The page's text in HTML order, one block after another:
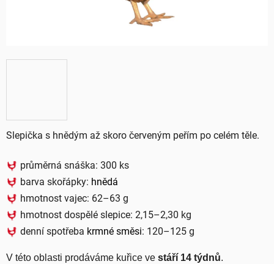
Slepička s hnědým až skoro červeným peřím po celém těle.
průměrná snáška: 300 ks
barva skořápky: hnědá
hmotnost vajec: 62–63 g
hmotnost dospělé slepice: 2,15–2,30 kg
denní spotřeba krmné směsi: 120–125 g
V této oblasti prodáváme kuřice ve stáří 14 týdnů.